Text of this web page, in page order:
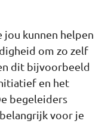
jou kunnen helpen
om zo zelf
dit bijvoorbeeld
en het
begeleiders
voor je